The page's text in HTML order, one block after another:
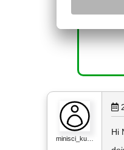
minisci_ku…
Hi